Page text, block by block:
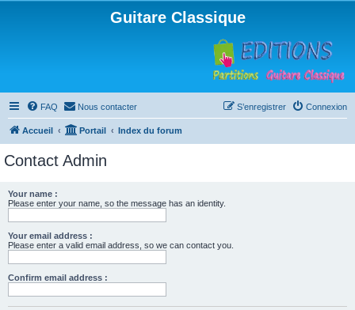
Guitare Classique
FAQ Nous contacter Connexion
S’enregistrer
Accueil Portail Index du forum
Contact Admin
Your name :
Please enter your name, so the message has an identity.
Your email address :
Please enter a valid email address, so we can contact you.
Confirm email address :